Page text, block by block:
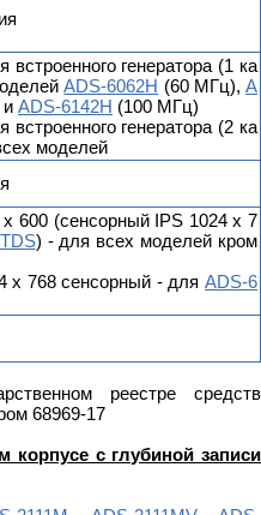
встроенного генератора (1 ка
ADS-6062H (60 МГц),A
и ADS-6142H (100 МГц)
встроенного генератора (2 ка
моделей
х 600 (сенсорный IPS 1024 x 7
) - для всех моделей кром
х 768 сенсорный - для ADS-6
реестре средств
68969-17
с глубиной записи